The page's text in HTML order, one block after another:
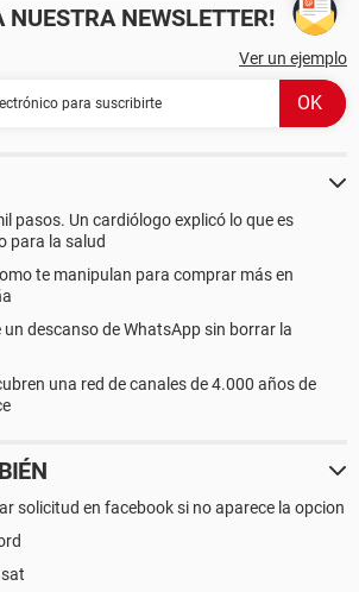
NUESTRA NEWSLETTER!
Ver un ejemplo
pasos. Un cardiólogo explicó lo que es
para la salud
te manipulan para comprar más en
descanso de WhatsApp sin borrar la
una red de canales de 4.000 años de
solicitud en facebook si no aparece la opcion